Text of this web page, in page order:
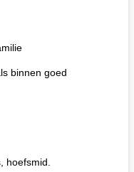
binnen goed
hoefsmid.